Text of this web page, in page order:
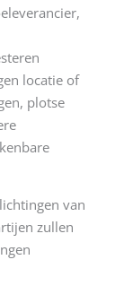
locatie of
plotse
van
zullen